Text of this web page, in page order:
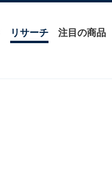
リサーチ 注目の商品